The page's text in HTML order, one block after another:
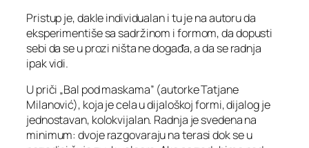
Pristup je, dakle individualan i tu je na autoru da
eksperimentiše sa sadržinom i formom, da dopusti
sebi da se u prozi ništa ne događa, a da se radnja
ipak vidi.
U priči „Bal pod maskama” (autorke Tatjane
Milanović), koja je cela u dijaloškoj formi, dijalog je
jednostavan, kolokvijalan. Radnja je svedena na
minimum: dvoje razgovaraju na terasi dok se u